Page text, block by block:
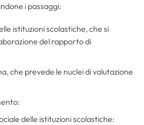
i passaggi:
istituzioni scolastiche, che si
del rapporto di
che prevede le nuclei di valutazione
delle istituzioni scolastiche: